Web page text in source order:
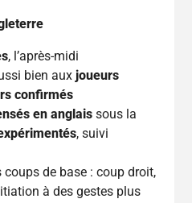
, l’après-midi
bien auxjoueurs
confirmés
en anglais sous la
, suivi
de base : coup droit,
à des gestes plus